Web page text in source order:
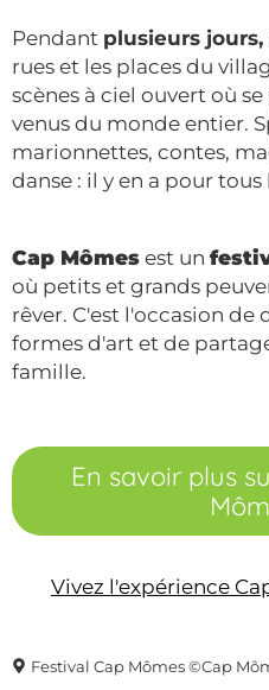
Festival Cap Mômes ©Cap
Pendant plusieurs
rues et les places du
scènes à ciel ouvert où
venus du monde entier.
marionnettes, contes,
danse : il y en a pour tous
Cap Mômes est un
où petits et grands
rêver. C'est l'occasion de
formes d'art et de
famille.
En savoir plus
Vivez l'expérience